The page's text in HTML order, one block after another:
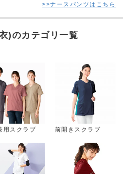
>>ナースパンツはこちら
)のカテゴリ一覧
用スクラブ 前開きスクラブ